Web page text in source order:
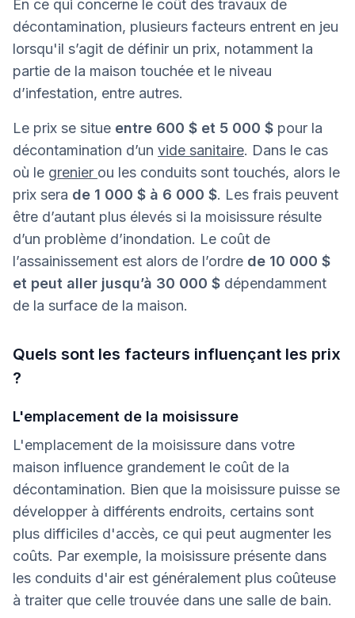
En ce qui concerne le coût des travaux de
décontamination, plusieurs facteurs entrent en jeu
lorsqu'il s’agit de définir un prix, notamment la
partie de la maison touchée et le niveau
d’infestation, entre autres.
Le prix se situe entre 600 $ et 5 000 $ pour la
décontamination d’un vide sanitaire. Dans le cas
où le grenier ou les conduits sont touchés, alors le
prix sera de 1 000 $ à 6 000 $. Les frais peuvent
être d’autant plus élevés si la moisissure résulte
d’un problème d’inondation. Le coût de
l’assainissement est alors de l’ordre de 10 000 $
et peut aller jusqu’à 30 000 $ dépendamment
de la surface de la maison.
Quels sont les facteurs influençant les prix
?
L'emplacement de la moisissure
L'emplacement de la moisissure dans votre
maison influence grandement le coût de la
décontamination. Bien que la moisissure puisse se
développer à différents endroits, certains sont
plus difficiles d'accès, ce qui peut augmenter les
coûts. Par exemple, la moisissure présente dans
les conduits d'air est généralement plus coûteuse
à traiter que celle trouvée dans une salle de bain.